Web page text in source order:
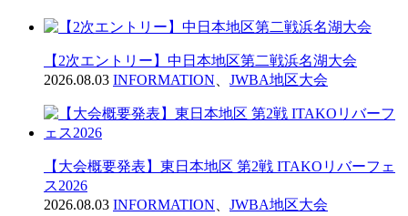
【2次エントリー】中日本地区第二戦浜名湖大会
2026.08.03 INFORMATION JWBA地区大会
【大会概要発表】東日本地区 第2戦 ITAKOリバーフェ
ス2026
2026.08.03 INFORMATION JWBA地区大会